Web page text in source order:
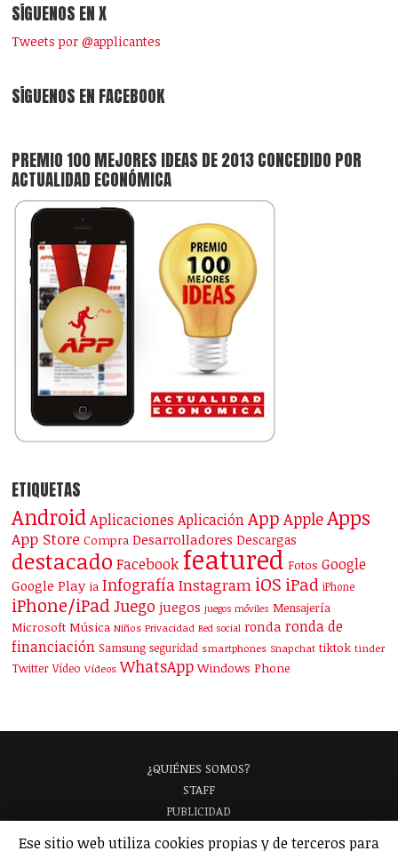
SÍGUENOS EN X
Tweets por @applicantes
SÍGUENOS EN FACEBOOK
PREMIO 100 MEJORES IDEAS DE 2013 CONCEDIDO POR
ACTUALIDAD ECONÓMICA
ETIQUETAS
Android Aplicaciones Aplicación App AppleApps
App Store Compra Desarrolladores Descargas
destacado Facebook featured Fotos Google
Google Play ia InfografíaInstagram iOS iPad iPhone
iPhone/iPad Juego juegos juegos móviles Mensajería
Microsoft Música Niños Privacidad Red social ronda ronda de
financiación Samsung seguridad smartphones Snapchat tiktok tinder
Twitter Vídeo Vídeos WhatsApp Windows Phone
¿QUIÉNES SOMOS?
STAFF
PUBLICIDAD
Ese sitio web utiliza cookies propias y de terceros para